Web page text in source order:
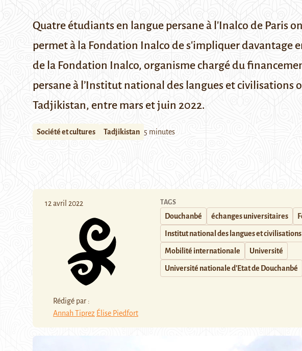
Quatre étudiants en langue persane à l'Inalco de Paris
permet à la Fondation Inalco de s'impliquer davantage
de la Fondation Inalco, organisme chargé du
persane à l’Institut national des langues et
Tadjikistan, entre mars et juin 2022.
Société et cultures Tadjikistan 5 minutes
12 avril 2022
Rédigé par :
Annah Tiprez Élise Piedfort
TAGS
Douchanbé échanges universitaires
Institut national des langues et
Mobilité internationale Université
Université nationale d'Etat de Douchanbé